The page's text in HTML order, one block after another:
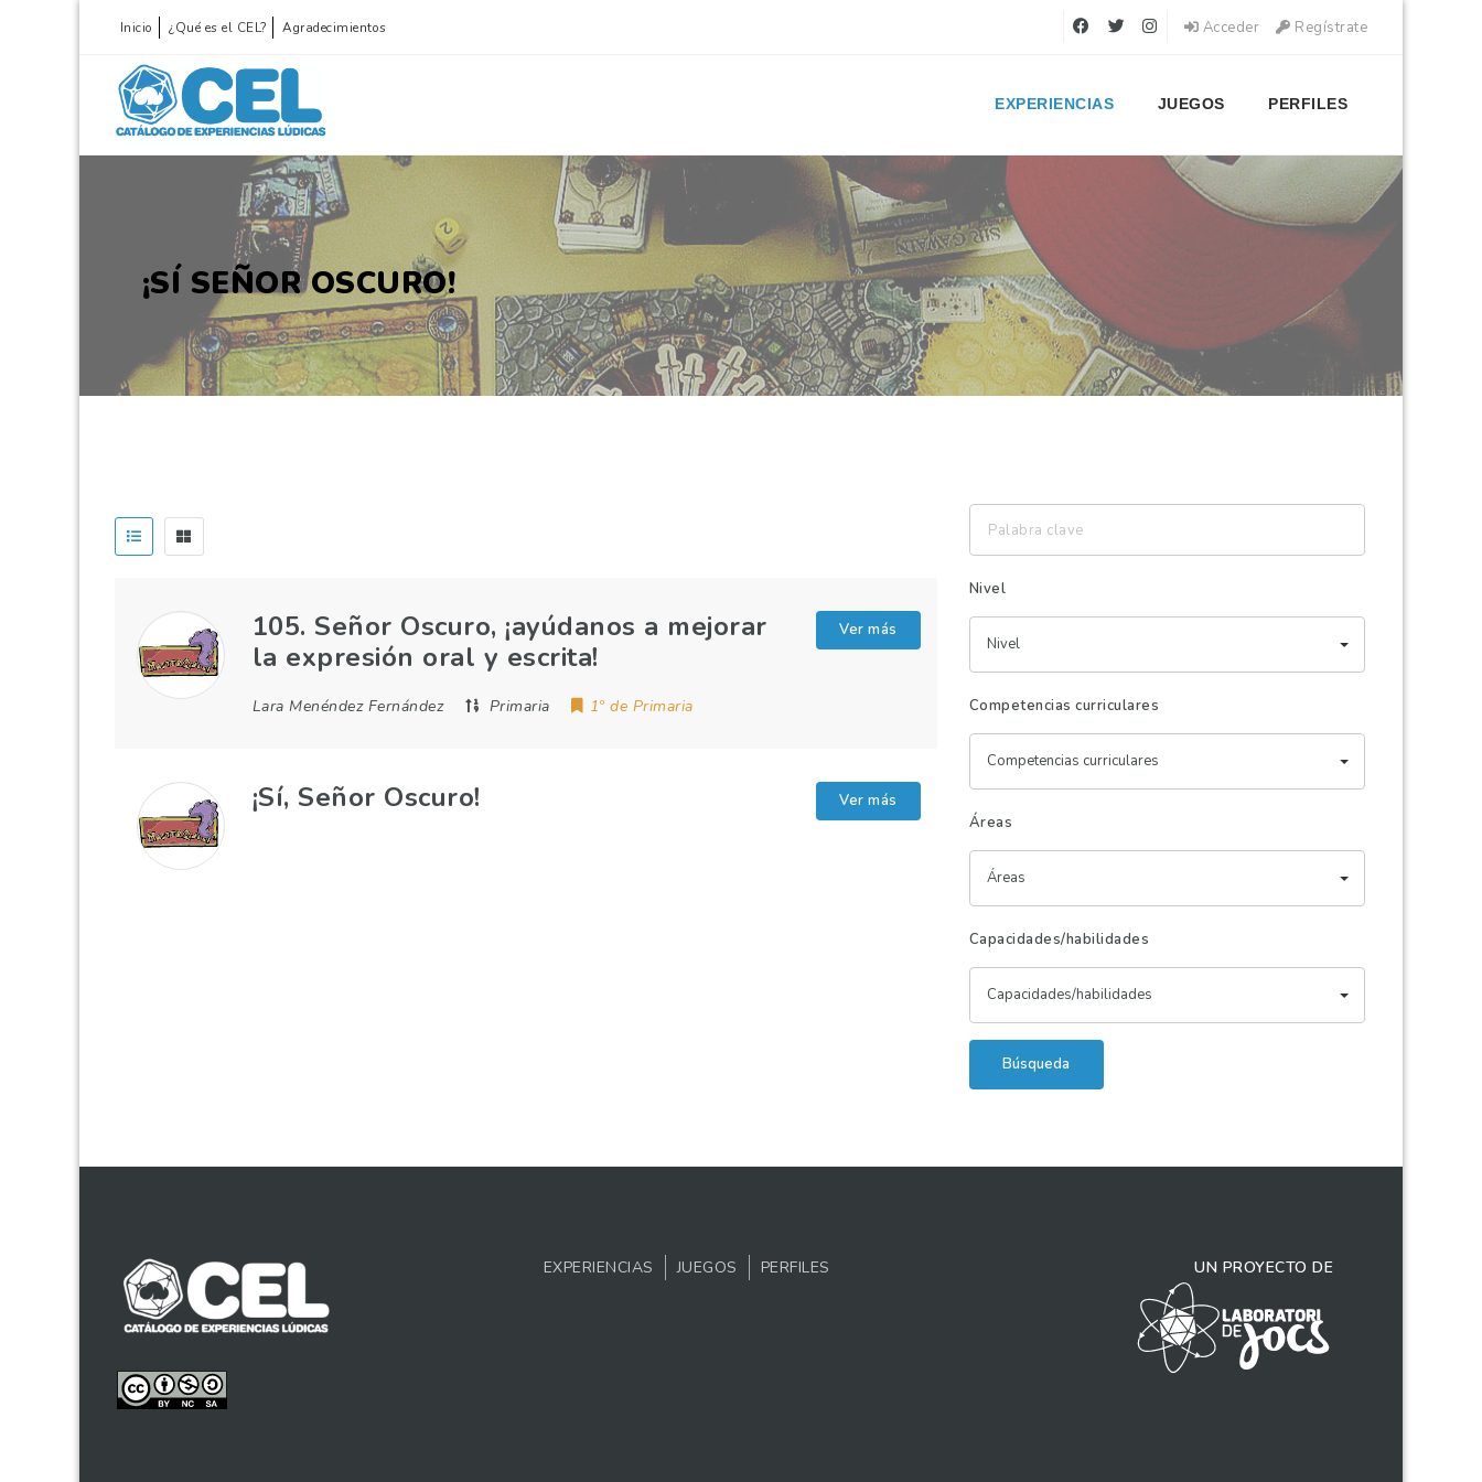
Inicio ¿Qué es el CEL? Agradecimientos Acceder Regístrate
EXPERIENCIAS JUEGOS PERFILES
¡SÍ SEÑOR OSCURO!
105. Señor Oscuro, ¡ayúdanos a mejorar
la expresión oral y escrita!
Lara Menéndez Fernández Primaria 1º de Primaria
Ver más
¡Sí, Señor Oscuro! Ver más
clave
Nivel
Nivel
Competencias curriculares
Competencias curriculares
Áreas
Áreas
Capacidades/habilidades
Capacidades/habilidades
Búsqueda
EXPERIENCIAS JUEGOS PERFILES UN PROYECTO DE